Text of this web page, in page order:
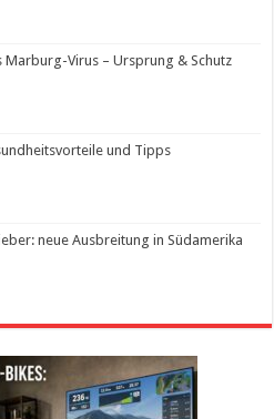
Marburg-Virus – Ursprung & Schutz
und Tipps
neue Ausbreitung in Südamerika